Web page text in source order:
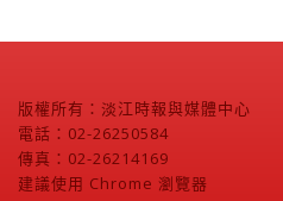
版權所有：淡江時報與媒體中心
電話：02-26250584
傳真：02-26214169
建議使用 Chrome 瀏覽器